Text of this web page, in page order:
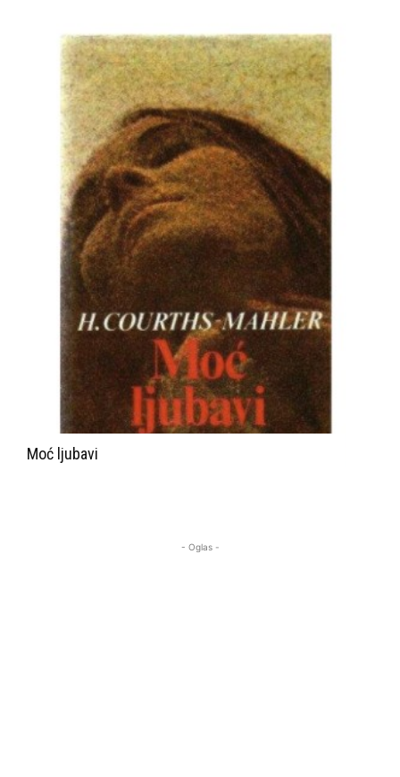
Moć ljubavi
- Oglas -